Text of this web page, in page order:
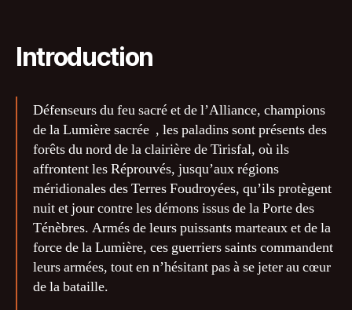
Introduction
Défenseurs du feu sacré et de l’Alliance, champions
de la Lumière sacrée , les paladins sont présents des
forêts du nord de la clairière de Tirisfal, où ils
affrontent les Réprouvés, jusqu’aux régions
méridionales des Terres Foudroyées, qu’ils protègent
nuit et jour contre les démons issus de la Porte des
Ténèbres. Armés de leurs puissants marteaux et de la
force de la Lumière, ces guerriers saints commandent
leurs armées, tout en n’hésitant pas à se jeter au cœur
de la bataille.